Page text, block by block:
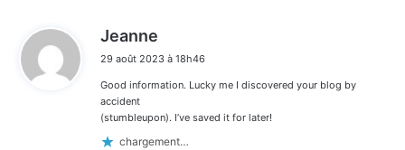
Jeanne
t
29 août 2023 à 18h46
Good information. Lucky me I discovered your blog by
accident
(stumbleupon). I’ve saved it for later!
chargement…